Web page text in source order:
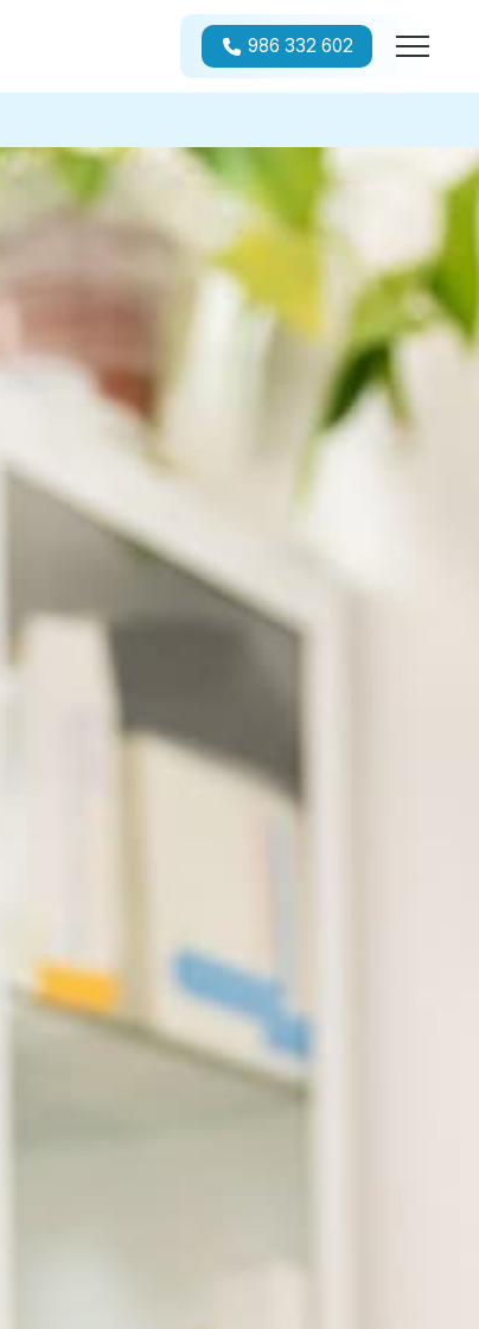
986 332 602